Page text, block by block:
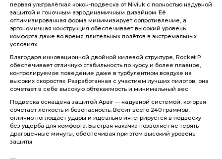
первая ультралёгкая кокон-подвеска от Niviuk с полностью надувной
защитой и гоночным аэродинамичным дизайном. Её
оптимизированная форма минимизирует сопротивление, а
эргономичная конструкция обеспечивает высокий уровень
комфорта даже во время длительных полётов в экстремальных
условиях.
Благодаря инновационной двойной килевой структуре, Rocket P
обеспечивает отличную стабильность по курсу и более плавное,
контролируемое поведение даже в турбулентном воздухе на
высоких скоростях. Разработанная с участием лучших пилотов, она
сочетает в себе высокую обтекаемость и минимальный вес.
Подвеска оснащена защитой Apair — надувной системой, которая
сочетает лёгкость и безопасность. Весит всего 240 граммов,
отлично поглощает удары и идеально интегрируется в подвеску
без ущерба для комфорта. Быстрая накачка позволяет не терять
драгоценные минуты, обеспечивая при этом высокий уровень
защиты.